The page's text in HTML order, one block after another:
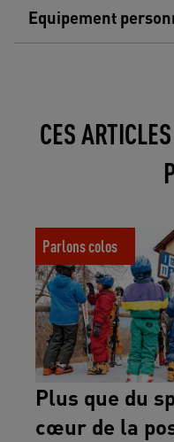
Equipement
CES
Plus que du sport :
posture éducative
Parlons colos
Plus que du
cœur de la